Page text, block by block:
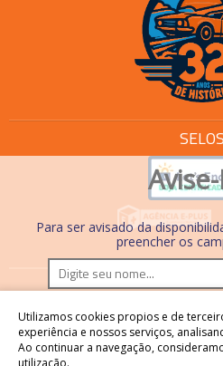
Para ser avisado da
preencher os
SELOS
somente em compras
os preços, condições de
Utilizamos cookies propios e de
experiência e nossos serviços,
Ao continuar a navegação,
utilização.